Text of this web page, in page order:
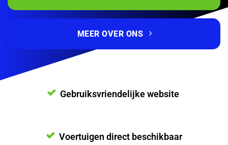
MEER OVER ONS
Gebruiksvriendelijke website
Voertuigen direct beschikbaar